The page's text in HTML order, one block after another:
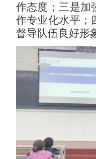
作态度；三是加
作专业化水平；
督导队伍良好形